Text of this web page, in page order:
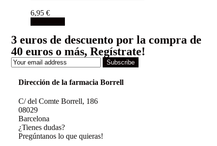
6,95 €
3 euros de descuento por la compra de
40 euros o más, Regístrate!
Subscribe
Dirección de la farmacia Borrell
C/ del Comte Borrell, 186
08029
Barcelona
¿Tienes dudas?
Pregúntanos lo que quieras!